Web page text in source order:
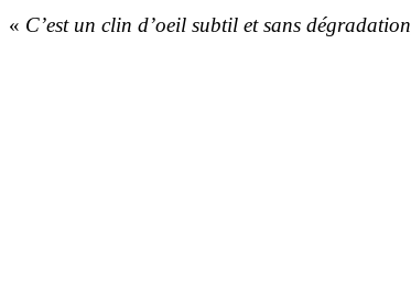
« C’est un clin d’oeil subtil et sans dégradation